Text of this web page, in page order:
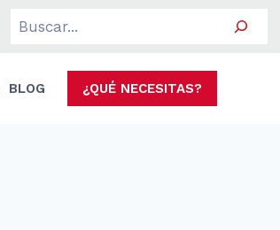
Search
BLOG ¿QUÉ NECESITAS?